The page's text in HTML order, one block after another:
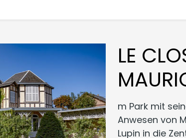
LE
m Park mit
Anwesen von
Lupin in die